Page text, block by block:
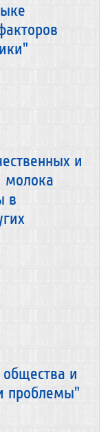
и
молока
в
и
проблемы"